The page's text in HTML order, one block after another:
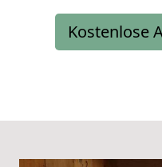
Kostenlose